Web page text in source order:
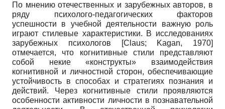
По мнению отечественных и зарубежных авторов, в
ряду психолого-педагогических факторов
успешности в учебной деятельности важную роль
играют стилевые характеристики. В исследованиях
зарубежных психологов
[Claus; Kagan, 1970]
отмечается, что когнитивные стили представляют
собой некие «конструкты» взаимодействия
когнитивной и личностной сторон, обеспечивающие
устойчивость в способах и стратегиях познания и
действий. Через когнитивные стили проявляются
особенности активности личности в познавательной